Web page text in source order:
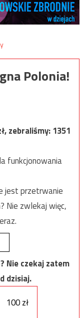
Polonia!
zebraliśmy:1351
funkcjonowania
jest przetrwanie
Nie zwlekaj więc,
Nie czekaj zatem
dzisiaj.
100 zł